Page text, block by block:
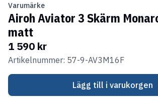
Varumärke
Airoh Aviator 3 Skärm
matt
1 590 kr
Artikelnummer: 57-9-AV3M16F
Lägg till i varukorgen